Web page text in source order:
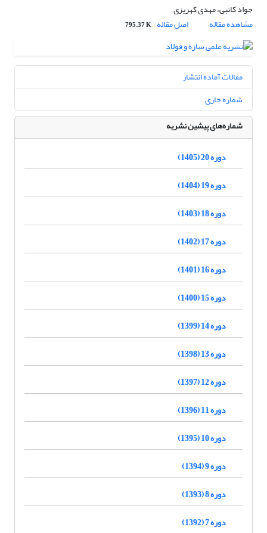
جواد کاتبی، مهدی کهریزی
مشاهده مقاله
اصل مقاله 795.37 K
مقالات آماده انتشار
شماره جاری
شماره‌های پیشین نشریه
دوره 20 (1405)
دوره 19 (1404)
دوره 18 (1403)
دوره 17 (1402)
دوره 16 (1401)
دوره 15 (1400)
دوره 14 (1399)
دوره 13 (1398)
دوره 12 (1397)
دوره 11 (1396)
دوره 10 (1395)
دوره 9 (1394)
دوره 8 (1393)
دوره 7 (1392)